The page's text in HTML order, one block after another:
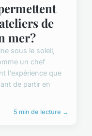
de
mer?
sous le soleil,
un chef
l'expérience que
de partir en
5 min de lecture →